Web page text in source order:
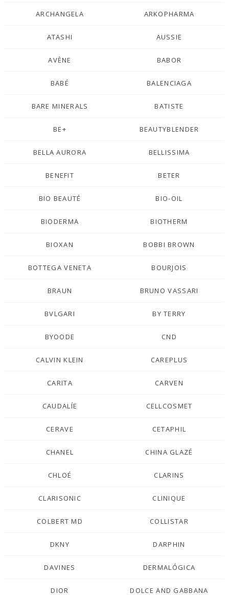
ARCHANGELA ARKOPHARMA
ATASHI AUSSIE
AVÈNE BABOR
BABÉ BALENCIAGA
BARE MINERALS BATISTE
BE+ BEAUTYBLENDER
BELLA AURORA BELLISSIMA
BENEFIT BETER
BIO BEAUTÉ BIO-OIL
BIODERMA BIOTHERM
BIOXAN BOBBI BROWN
BOTTEGA VENETA BOURJOIS
BRAUN BRUNO VASSARI
BVLGARI BY TERRY
BYOODE CND
CALVIN KLEIN CAREPLUS
CARITA CARVEN
CAUDALÍE CELLCOSMET
CERAVE CETAPHIL
CHANEL CHINA GLAZÉ
CHLOÉ CLARINS
CLARISONIC CLINIQUE
COLBERT MD COLLISTAR
DKNY DARPHIN
DAVINES DERMALÓGICA
DIOR DOLCE AND GABBANA